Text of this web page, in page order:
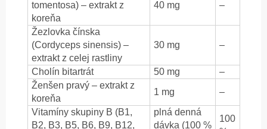
tomentosa) – extrakt z
koreňa
40 mg –
Žezlovka čínska
(Cordyceps sinensis) –
extrakt z celej rastliny
30 mg –
Cholín bitartrát 50 mg
–
Ženšen pravý – extrakt z
koreňa
1 mg
–
Vitamíny skupiny B (B1,
B2, B3, B5, B6, B9, B12,
plná denná
dávka (100 %
100